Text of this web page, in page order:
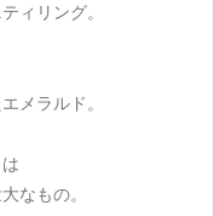
ィリング。
メラルド。
なもの。